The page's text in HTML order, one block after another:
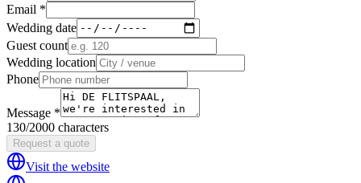
Email *
Wedding date
Guest count
Wedding location
Phone
Message *
130/2000 characters
Request a quote
Visit the website